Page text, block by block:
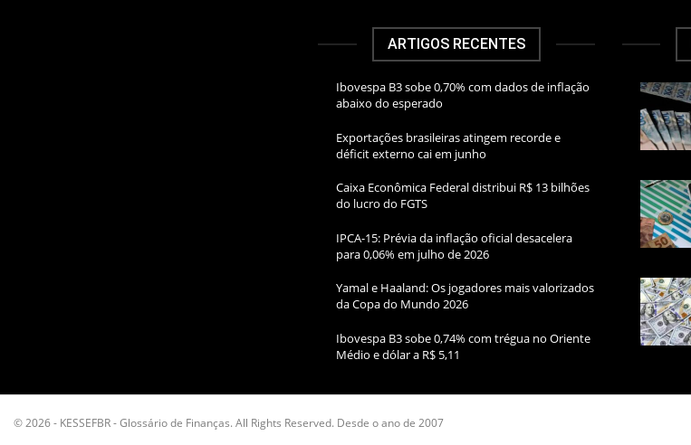
ARTIGOS RECENTES
Ibovespa B3 sobe 0,70% com dados de inflação
abaixo do esperado
Exportações brasileiras atingem recorde e
déficit externo cai em junho
Caixa Econômica Federal distribui R$ 13 bilhões
do lucro do FGTS
IPCA-15: Prévia da inflação oficial desacelera
para 0,06% em julho de 2026
Yamal e Haaland: Os jogadores mais valorizados
da Copa do Mundo 2026
Ibovespa B3 sobe 0,74% com trégua no Oriente
Médio e dólar a R$ 5,11
© 2026 - KESSEFBR - Glossário de Finanças. All Rights Reserved. Desde o ano de 2007